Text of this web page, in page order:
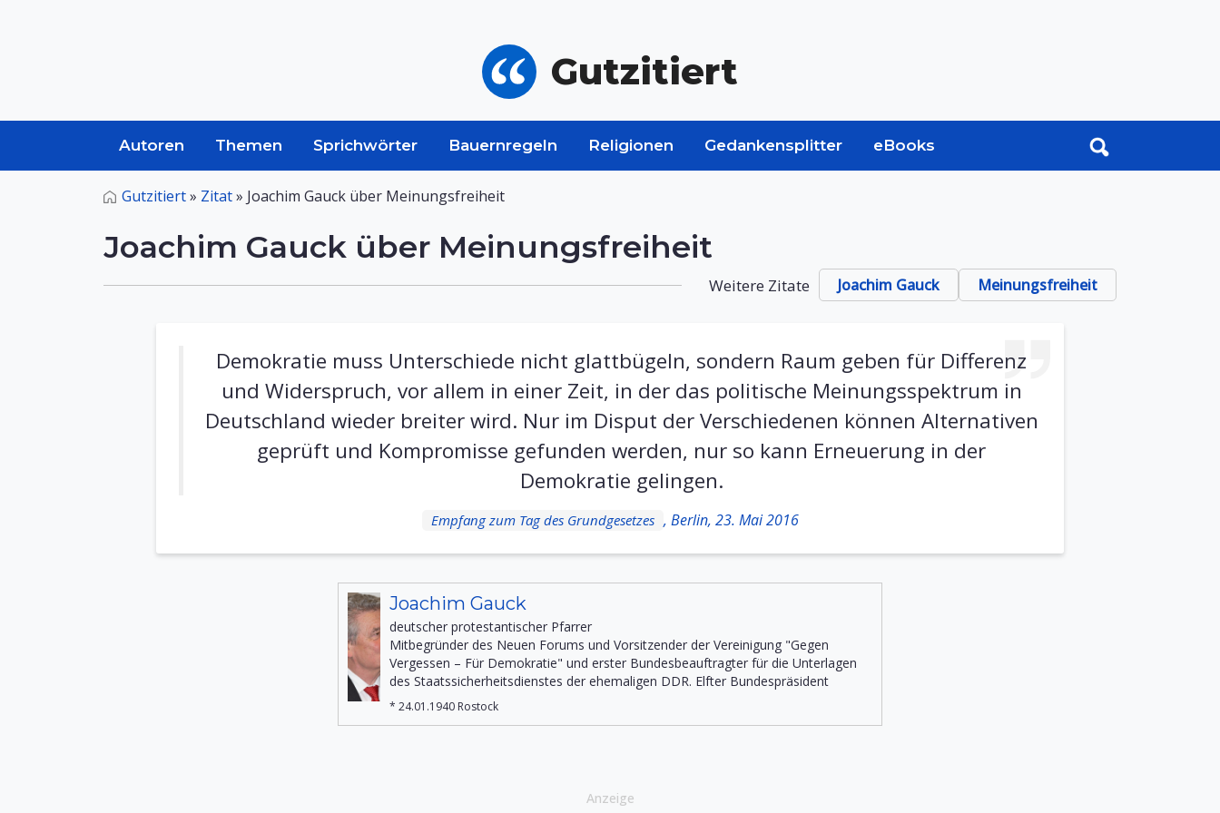
Gutzitiert
Autoren Themen Sprichwörter Bauernregeln Religionen Gedankensplitter eBooks
Gutzitiert» Zitat» Joachim Gauck über Meinungsfreiheit
Joachim Gauck über Meinungsfreiheit
Weitere Zitate Joachim Gauck Meinungsfreiheit
Demokratie muss Unterschiede nicht glattbügeln, sondern Raum geben für Differenz
und Widerspruch, vor allem in einer Zeit, in der das politische Meinungsspektrum in
Deutschland wieder breiter wird. Nur im Disput der Verschiedenen können Alternativen
geprüft und Kompromisse gefunden werden, nur so kann Erneuerung in der
Demokratie gelingen.
Empfang zum Tag des Grundgesetzes , Berlin, 23. Mai 2016
Joachim Gauck
deutscher protestantischer Pfarrer
Mitbegründer des Neuen Forums und Vorsitzender der Vereinigung "Gegen
Vergessen – Für Demokratie" und erster Bundesbeauftragter für die Unterlagen
des Staatssicherheitsdienstes der ehemaligen DDR. Elfter Bundespräsident
* 24.01.1940 Rostock
Anzeige